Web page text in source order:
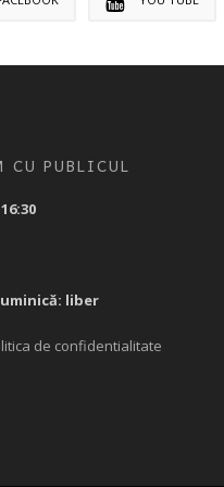
CU PUBLICUL
liber
de confidentialitate